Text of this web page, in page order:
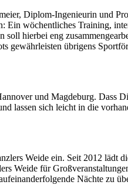
Diplom-Ingenieurin und
Ein wöchentliches Training,
hierbei eng
gewährleisten übrigens
und Magdeburg. Dass
lassen sich leicht in die
Weide ein. Seit 2012 lädt
Weide für
Nächte zu